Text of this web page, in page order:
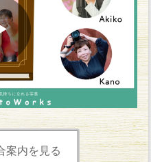
案内を見る